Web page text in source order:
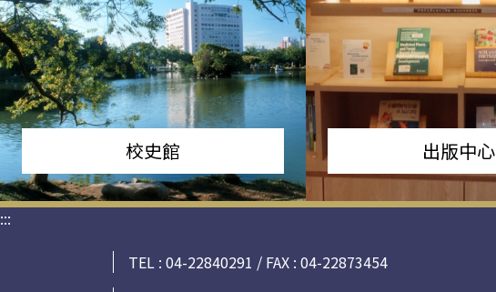
校史館 出版中心
:::
TEL : 04-22840291 / FAX : 04-22873454